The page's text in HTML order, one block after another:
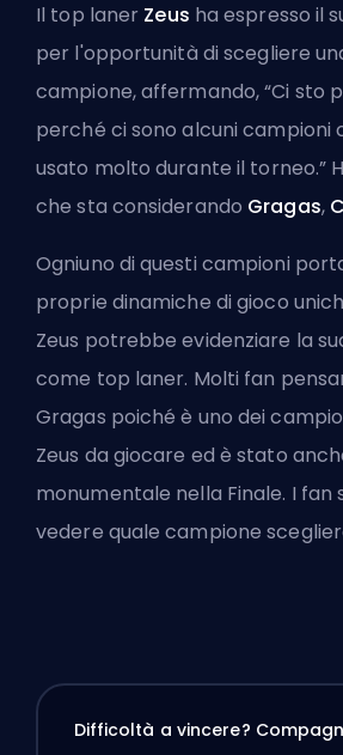
Il top laner Zeus ha espresso il
per l'opportunità di scegliere
campione, affermando, “Ci sto
perché ci sono alcuni campioni
usato molto durante il torneo.”
che sta considerando Gragas,
Ogniuno di questi campioni
proprie dinamiche di gioco
Zeus potrebbe evidenziare la
come top laner. Molti fan
Gragas poiché è uno dei
Zeus da giocare ed è stato
monumentale nella Finale. I fan
vedere quale campione
Difficoltà a vincere?